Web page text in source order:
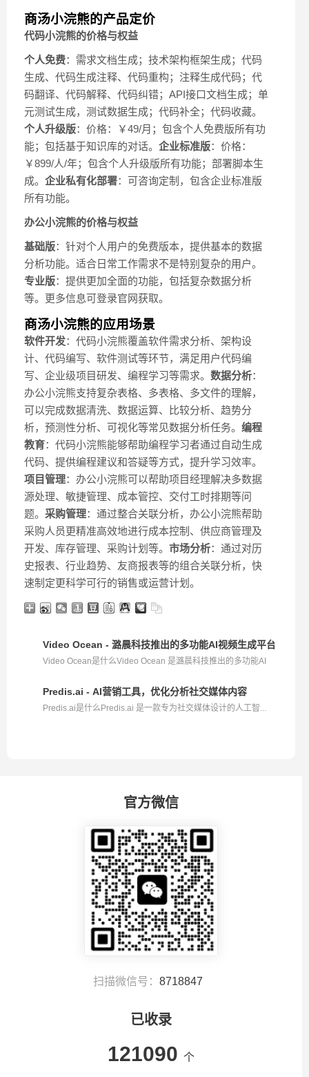
商汤小浣熊的产品定价
代码小浣熊的价格与权益
个人免费：需求文档生成；技术架构框架生成；代码
生成、代码生成注释、代码重构；注释生成代码；代
码翻译、代码解释、代码纠错；API接口文档生成；单
元测试生成，测试数据生成；代码补全；代码收藏。
个人升级版：价格：￥49/月；包含个人免费版所有功
能；包括基于知识库的对话。 企业标准版：价格：
￥899/人/年；包含个人升级版所有功能；部署脚本生
成。 企业私有化部署：可咨询定制，包含企业标准版
所有功能。
办公小浣熊的价格与权益
基础版：针对个人用户的免费版本，提供基本的数据
分析功能。适合日常工作需求不是特别复杂的用户。
专业版：提供更加全面的功能，包括复杂数据分析
等。更多信息可登录官网获取。
商汤小浣熊的应用场景
软件开发：代码小浣熊覆盖软件需求分析、架构设
计、代码编写、软件测试等环节，满足用户代码编
写、企业级项目研发、编程学习等需求。 数据分析：
办公小浣熊支持复杂表格、多表格、多文件的理解，
可以完成数据清洗、数据运算、比较分析、趋势分
析，预测性分析、可视化等常见数据分析任务。 编程
教育：代码小浣熊能够帮助编程学习者通过自动生成
代码、提供编程建议和答疑等方式，提升学习效率。
项目管理：办公小浣熊可以帮助项目经理解决多数据
源处理、敏捷管理、成本管控、交付工时排期等问
题。 采购管理：通过整合关联分析，办公小浣熊帮助
采购人员更精准高效地进行成本控制、供应商管理及
开发、库存管理、采购计划等。 市场分析：通过对历
史报表、行业趋势、友商报表等的组合关联分析，快
速制定更科学可行的销售或运营计划。
Video Ocean - 潞晨科技推出的多功能AI视频生成平台
Video Ocean是什么Video Ocean 是潞晨科技推出的多功能AI
Predis.ai - AI营销工具，优化分析社交媒体内容
Predis.ai是什么Predis.ai 是一款专为社交媒体设计的人工智...
官方微信
扫描微信号： 8718847
已收录
121090 个